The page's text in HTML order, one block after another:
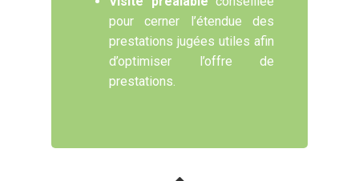
pour cerner l’étendue des
prestations jugées utiles afin
d’optimiser l’offre de
prestations.